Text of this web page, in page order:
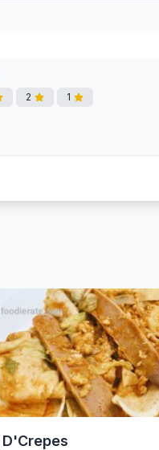
2 1
D'Crepes